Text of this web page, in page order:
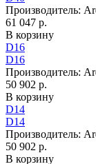
Производитель:
61 047 р.
В корзину
D16
D16
Производитель:
50 902 р.
В корзину
D14
D14
Производитель:
50 902 р.
В корзину